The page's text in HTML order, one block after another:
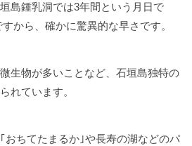
島鍾乳洞では3年間という月日で
から、確かに驚異的な早さです。
生物が多いことなど、石垣島独特の
れています。
おちてたまるか｣や長寿の湖などのパ